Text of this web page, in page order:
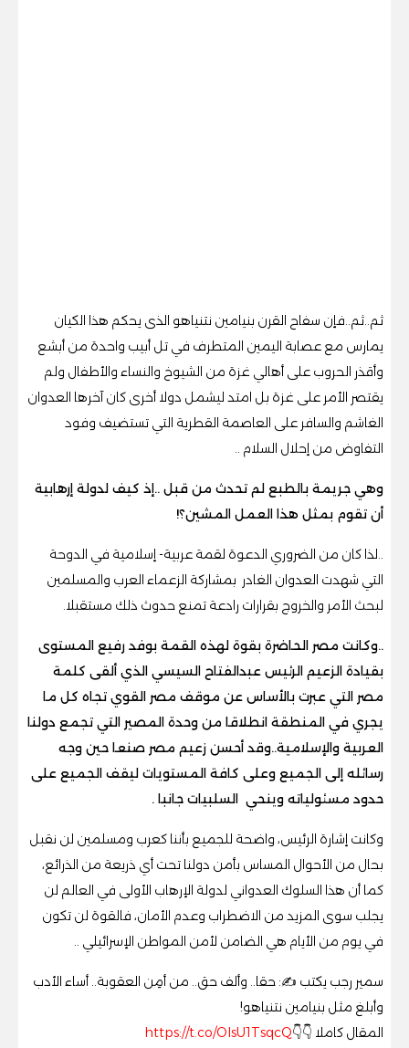
ثم..ثم..فإن سفاح القرن بنيامين نتنياهو الذى يحكم هذا الكيان
يمارس مع عصابة اليمين المتطرف في تل أبيب واحدة من أبشع
وأقذر الحروب على أهالي غزة من الشيوخ والنساء والأطفال ولم
يقتصر الأمر على غزة بل امتد ليشمل دولا أخرى كان آخرها العدوان
الغاشم والسافر على العاصمة القطرية التي تستضيف وفود
التفاوض من إحلال السلام ..
وهي جريمة بالطبع لم تحدث من قبل ..إذ كيف لدولة إرهابية
أن تقوم بمثل هذا العمل المشين؟!
..لذا كان من الضروري الدعوة لقمة عربية- إسلامية في الدوحة
التي شهدت العدوان الغادر بمشاركة الزعماء العرب والمسلمين
لبحث الأمر والخروج بقرارات رادعة تمنع حدوث ذلك مستقبلا.
..وكانت مصر الحاضرة بقوة لهذه القمة بوفد رفيع المستوى
بقيادة الزعيم الرئيس عبدالفتاح السيسي الذي ألقى كلمة
مصر التي عبرت بالأساس عن موقف مصر القوي تجاه كل ما
يجري في المنطقة انطلاقا من وحدة المصير التي تجمع دولنا
العربية والإسلامية..وقد أحسن زعيم مصر صنعا حين وجه
رسائله إلى الجميع وعلى كافة المستويات ليقف الجميع على
حدود مسئولياته وينحي السلبيات جانبا .
وكانت إشارة الرئيس، واضحة للجميع بأننا كعرب ومسلمين لن نقبل
بحال من الأحوال المساس بأمن دولنا تحت أي ذريعة من الذرائع،
كما أن هذا السلوك العدواني لدولة الإرهاب الأولى في العالم لن
يجلب سوى المزيد من الاضطراب وعدم الأمان، فالقوة لن تكون
في يوم من الأيام هي الضامن لأمن المواطن الإسرائيلي ..
سمير رجب يكتب ✍️: حقا.. وألف حق.. من أمِن العقوبة.. أساء الأدب
وأبلغ مثل بنيامين نتنياهو!
المقال كاملا 👇👇https://t.co/OlsU1TsqcQ